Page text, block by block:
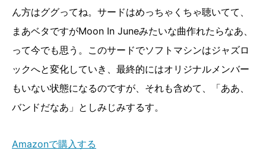
ん方はググってね。サードはめっちゃくちゃ聴いてて、
まあベタですがMoon In Juneみたいな曲作れたらなあ、
って今でも思う。このサードでソフトマシンはジャズロ
ックへと変化していき、最終的にはオリジナルメンバー
もいない状態になるのですが、それも含めて、「ああ、
バンドだなあ」としみじみするす。
Amazonで購入する